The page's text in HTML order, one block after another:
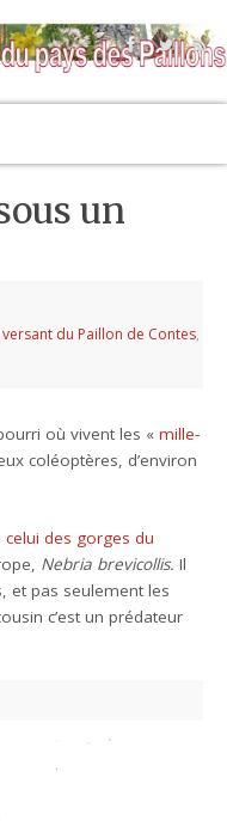
un
versant du Paillon de Contes,
où vivent les «mille-
coléoptères, d’environ
celui des gorges du
Nebria brevicollis.Il
et pas seulement les
c’est un prédateur